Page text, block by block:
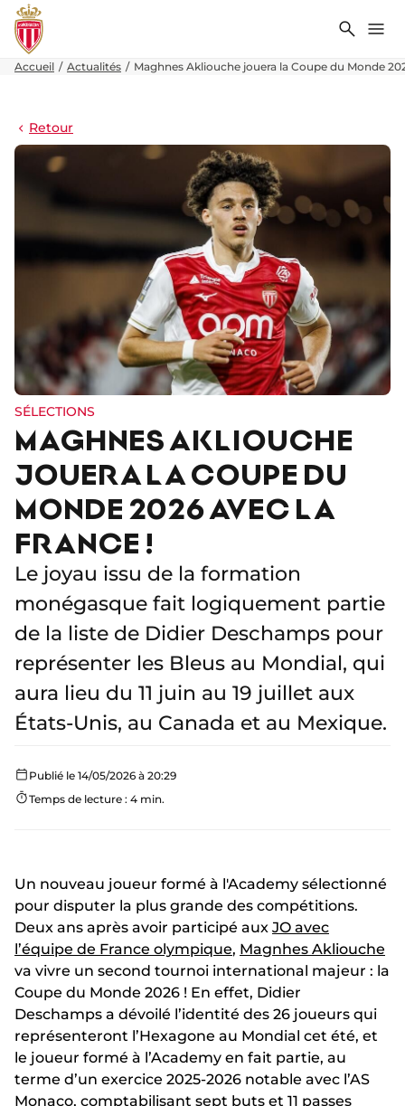
Accueil Actualités Maghnes Akliouche jouera la Coupe du Monde
Retour
SÉLECTIONS
MAGHNES AKLIOUCHE
JOUERA LA COUPE DU
MONDE 2026 AVEC LA
FRANCE !
Le joyau issu de la formation
monégasque fait logiquement partie
de la liste de Didier Deschamps pour
représenter les Bleus au Mondial, qui
aura lieu du 11 juin au 19 juillet aux
États-Unis, au Canada et au Mexique.
Publié le 14/05/2026 à 20:29
Temps de lecture : 4 min.
Un nouveau joueur formé à l'Academy sélectionné
pour disputer la plus grande des compétitions.
Deux ans après avoir participé aux JO avec
l’équipe de France olympique, Magnhes Akliouche
va vivre un second tournoi international majeur : la
Coupe du Monde 2026 ! En effet, Didier
Deschamps a dévoilé l’identité des 26 joueurs qui
représenteront l’Hexagone au Mondial cet été, et
le joueur formé à l’Academy en fait partie, au
terme d’un exercice 2025-2026 notable avec l’AS
Monaco, comptabilisant sept buts et 11 passes